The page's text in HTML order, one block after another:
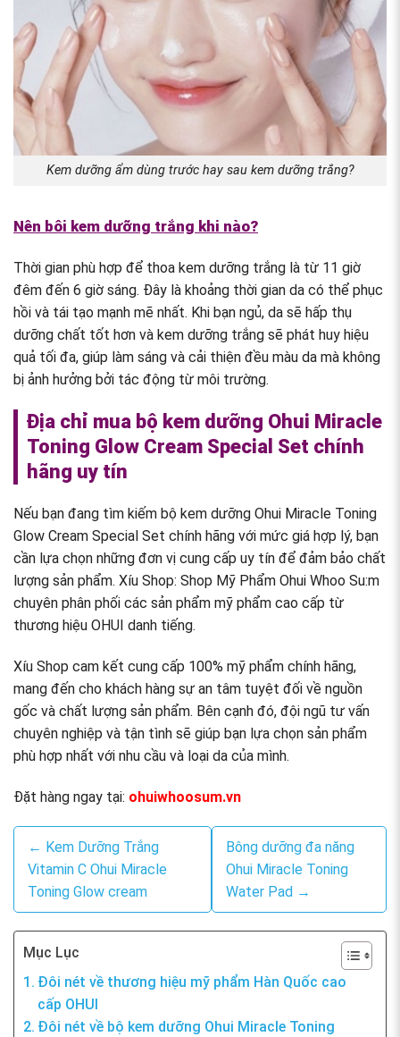
Kem dưỡng ẩm dùng trước hay sau kem dưỡng trắng?
Nên bôi kem dưỡng trắng khi nào?
Thời gian phù hợp để thoa kem dưỡng trắng là từ 11 giờ
đêm đến 6 giờ sáng. Đây là khoảng thời gian da có thể phục
hồi và tái tạo mạnh mẽ nhất. Khi bạn ngủ, da sẽ hấp thụ
dưỡng chất tốt hơn và kem dưỡng trắng sẽ phát huy hiệu
quả tối đa, giúp làm sáng và cải thiện đều màu da mà không
bị ảnh hưởng bởi tác động từ môi trường.
Địa chỉ mua bộ kem dưỡng Ohui Miracle
Toning Glow Cream Special Set chính
hãng uy tín
Nếu bạn đang tìm kiếm bộ kem dưỡng Ohui Miracle Toning
Glow Cream Special Set chính hãng với mức giá hợp lý, bạn
cần lựa chọn những đơn vị cung cấp uy tín để đảm bảo chất
lượng sản phẩm. Xíu Shop: Shop Mỹ Phẩm Ohui Whoo Su:m
chuyên phân phối các sản phẩm mỹ phẩm cao cấp từ
thương hiệu OHUI danh tiếng.
Xíu Shop cam kết cung cấp 100% mỹ phẩm chính hãng,
mang đến cho khách hàng sự an tâm tuyệt đối về nguồn
gốc và chất lượng sản phẩm. Bên cạnh đó, đội ngũ tư vấn
chuyên nghiệp và tận tình sẽ giúp bạn lựa chọn sản phẩm
phù hợp nhất với nhu cầu và loại da của mình.
Đặt hàng ngay tại: ohuiwhoosum.vn
← Kem Dưỡng Trắng
Vitamin C Ohui Miracle
Toning Glow cream
Bông dưỡng đa năng
Ohui Miracle Toning
Water Pad →
Mục Lục
Đôi nét về thương hiệu mỹ phẩm Hàn Quốc cao
cấp OHUI
Đôi nét về bộ kem dưỡng Ohui Miracle Toning